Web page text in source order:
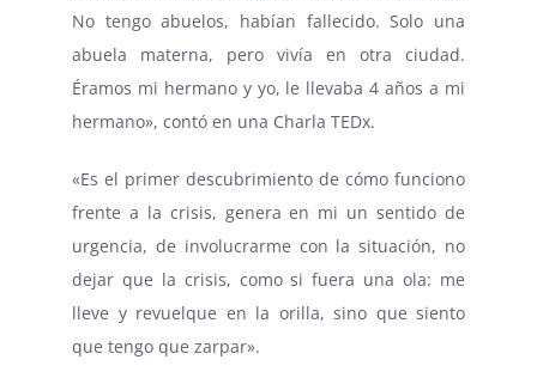
No tengo abuelos, habían fallecido. Solo una
abuela materna, pero vivía en otra ciudad.
Éramos mi hermano y yo, le llevaba 4 años a mi
hermano», contó en una Charla TEDx.
«Es el primer descubrimiento de cómo funciono
frente a la crisis, genera en mi un sentido de
urgencia, de involucrarme con la situación, no
dejar que la crisis, como si fuera una ola: me
lleve y revuelque en la orilla, sino que siento
que tengo que zarpar».